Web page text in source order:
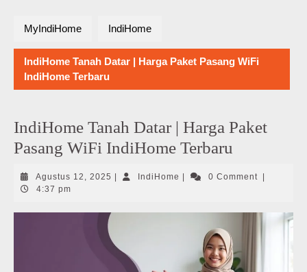
MyIndiHome IndiHome
IndiHome Tanah Datar | Harga Paket Pasang WiFi
IndiHome Terbaru
IndiHome Tanah Datar | Harga Paket
Pasang WiFi IndiHome Terbaru
Agustus 12, 2025 AgustusIndiHome IndiHome0 Comment
4:37 pm